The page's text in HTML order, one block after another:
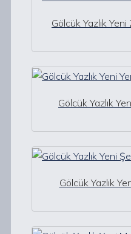
Gölcük Yazlık
Gölcük Yazlık
Gölcük Yazlık